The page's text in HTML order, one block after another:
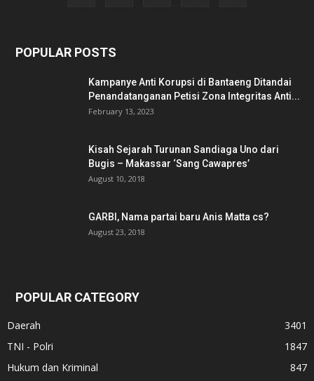
POPULAR POSTS
Kampanye Anti Korupsi di Bantaeng Ditandai
Penandatanganan Petisi Zona Integritas Anti...
February 13, 2023
Kisah Sejarah Turunan Sandiaga Uno dari
Bugis – Makassar ‘Sang Cawapres’
August 10, 2018
GARBI, Nama partai baru Anis Matta cs?
August 23, 2018
POPULAR CATEGORY
Daerah
3401
TNI - Polri
1847
Hukum dan Kriminal
847